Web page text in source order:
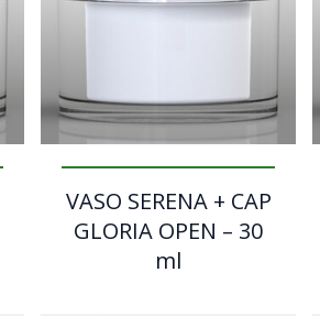
VASO SERENA + CAP
GLORIA OPEN – 30
ml